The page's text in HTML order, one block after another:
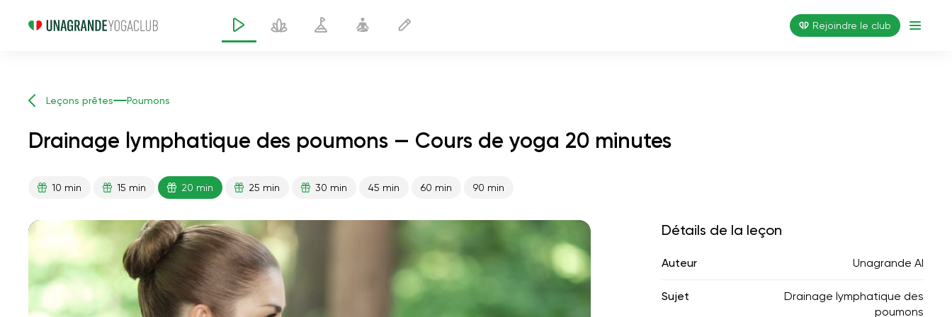
Rejoindre le club
Leçons prêtes Poumons
Drainage lymphatique des poumons — Cours de yoga 20 minutes
10 min 15 min 20 min 25 min 30 min 45 min 60 min 90 min
Détails de la leçon
Auteur Unagrande AI
Sujet
Drainage lymphatique des
poumons